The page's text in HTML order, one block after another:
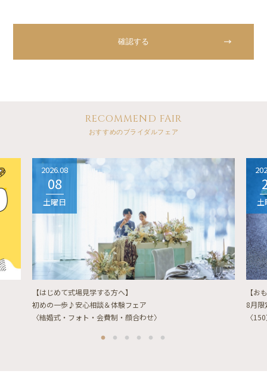
RECOMMEND FAIR
おすすめのブライダルフェア
2026.08
08
土曜日
【はじめて式場見学する方へ】
初めの一歩♪安心相談＆体験フェア
〈結婚式・フォト・会費制・顔合わせ〉
土
【お
8月限
〈